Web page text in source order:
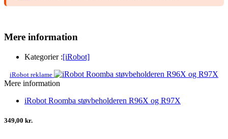
Mere information
Kategorier :[iRobot]
iRobot reklame
Mere information
iRobot Roomba støvbeholderen R96X og R97X
349,00 kr.